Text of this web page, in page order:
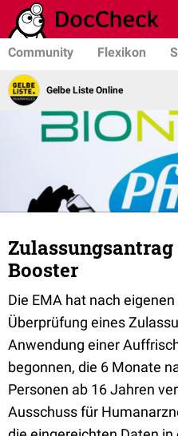
Community Flexikon
Gelbe Liste Online
Booster
Die EMA hat nach
Überprüfung eines
Anwendung einer
begonnen, die 6 Monate
Personen ab 16 Jahren
Ausschuss für